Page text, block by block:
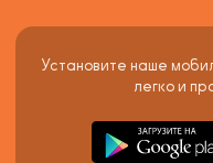
Установите наше
легко и